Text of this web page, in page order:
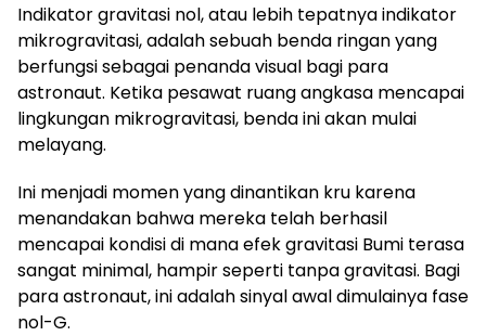
Indikator gravitasi nol, atau lebih tepatnya indikator
mikrogravitasi, adalah sebuah benda ringan yang
berfungsi sebagai penanda visual bagi para
astronaut. Ketika pesawat ruang angkasa mencapai
lingkungan mikrogravitasi, benda ini akan mulai
melayang.
Ini menjadi momen yang dinantikan kru karena
menandakan bahwa mereka telah berhasil
mencapai kondisi di mana efek gravitasi Bumi terasa
sangat minimal, hampir seperti tanpa gravitasi. Bagi
para astronaut, ini adalah sinyal awal dimulainya fase
nol-G.